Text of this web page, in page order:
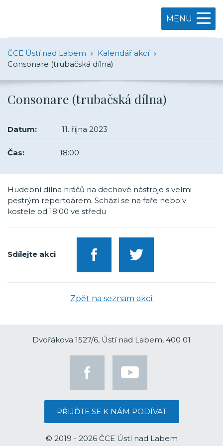
MENU
ČCE Ústí nad Labem
Kalendář akcí
Consonare (trubačská dílna)
Consonare (trubačská dílna)
Datum: 11. října 2023
Čas: 18:00
Hudební dílna hráčů na dechové nástroje s velmi
pestrým repertoárem. Schází se na faře nebo v
kostele od 18:00 ve středu
Sdílejte akci
Zpět na seznam akcí
Dvořákova 1527/6, Ústí nad Labem, 400 01
PŘIJĎTE SE K NÁM PODÍVAT
© 2019 - 2026 ČCE Ústí nad Labem